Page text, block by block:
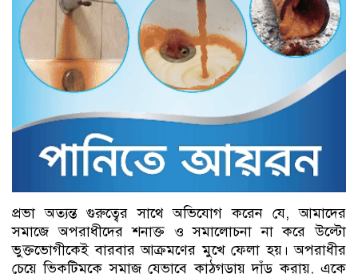
প্রভা অত্যন্ত গুরুত্বের সাথে অভিযোগ করেন যে, আমাদের
সমাজে অপরাধীদের শনাক্ত ও সমালোচনা না করে উল্টো
ভুক্তভোগীকেই বারবার আক্রমণের মুখে ফেলা হয়। অপরাধীর
চেয়ে ভিকটিমকে সমাজ যেভাবে কাঠগড়ায় দাঁড় করায়, একে